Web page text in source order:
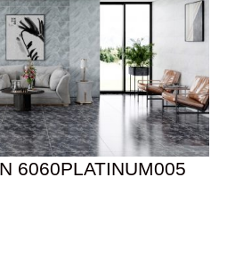
6060PLATINUM005